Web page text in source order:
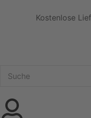
Kostenlose